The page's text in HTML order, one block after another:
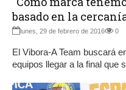
basado en la
lunes, 29 de febrero de 2016 0
El Vibora-A Team buscará
equipos llegar a la final que